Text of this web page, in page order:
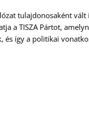
tulajdonosaként
a TISZA Pártot,
és így a politikai